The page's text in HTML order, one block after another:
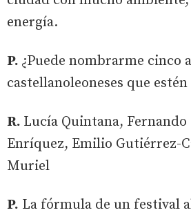
energía.
P. ¿Puede nombrarme cinco
castellanoleoneses que
R. Lucía Quintana, Fernando
Enríquez, Emilio Gutiérrez-
Muriel
P. La fórmula de un festival